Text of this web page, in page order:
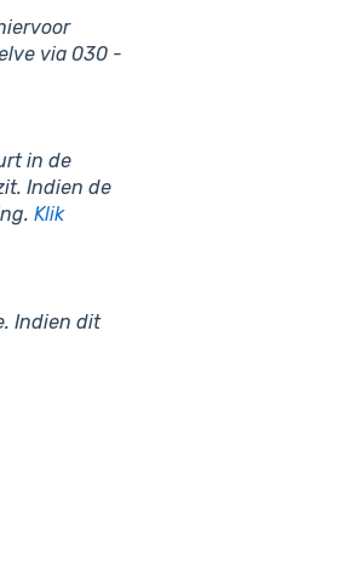
via 030 -
in de
Indien de
Klik
Indien dit